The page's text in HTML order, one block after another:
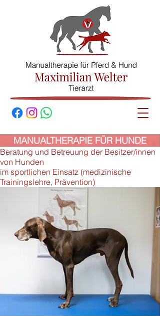
MANUALTHERAPIE FÜR HUNDE
Beratung und Betreuung der Besitzer/innen
von Hunden
im sportlichen Einsatz (medizinische
Trainingslehre, Prävention)